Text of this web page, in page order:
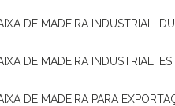
DE MADEIRA INDUSTRIAL:
DE MADEIRA INDUSTRIAL:
DE MADEIRA PARA